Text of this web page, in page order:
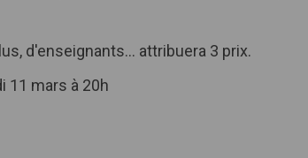
d'enseignants... attribuera 3 prix.
11 mars à 20h